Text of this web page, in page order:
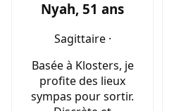
Nyah, 51 ans
Sagittaire ·
Basée à Klosters, je
profite des lieux
sympas pour sortir.